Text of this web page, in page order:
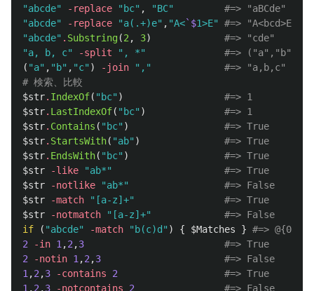
"abcde"
-replace "bc" , "BC"
#=> "aBCde"
"abcde"
-replace "a(.+)e" , "A<`$1>E"
#=> "A<bcd>E"
"abcde" . Substring(2 , 3)
#=> "cde"
"a, b, c"
-split ", *"
#=>
( "a" , "b" , "c" ) -join ","
#=> "a,b,c"
# 検索、比較
$str. IndexOf( "bc" )
#=> 1
$str. LastIndexOf( "bc" )
#=> 1
$str. Contains ( "bc" )
#=> True
$str. StartsWith( "ab" )
#=> True
$str. EndsWith( "bc" )
#=> True
$str
-like "ab*"
#=> True
$str
-notlike "ab*"
#=> False
$str
-match "[a-z]+"
#=> True
$str
-notmatch "[a-z]+"
#=> False
if
( "abcde" -match "b(c)d" ) { $Matches } #=>
2
-in 1 ,2 ,3
#=> True
2
-notin 1 ,2 ,3
#=> False
1 ,2 ,3 -contains 2
#=> True
1 ,2 ,3 -notcontains 2 #=> False